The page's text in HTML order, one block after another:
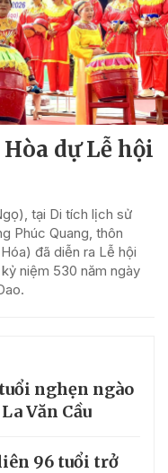
dự Lễ hội
tại Di tích lịch sử
Phúc Quang, thôn
đã diễn ra Lễ hội
niệm 530 năm ngày
nghẹn ngào
Văn Cầu
96 tuổi trở